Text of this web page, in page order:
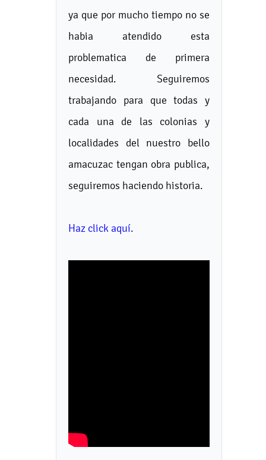
ya que por mucho tiempo no se
habia atendido esta
problematica de primera
necesidad. Seguiremos
trabajando para que todas y
cada una de las colonias y
localidades del nuestro bello
amacuzac tengan obra publica,
seguiremos haciendo historia.
Haz click aquí.